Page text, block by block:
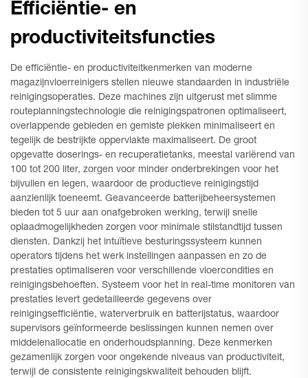
Efficiëntie- en
productiviteitsfuncties
De efficiëntie- en productiviteitkenmerken van moderne
magazijnvloerreinigers stellen nieuwe standaarden in industriële
reinigingsoperaties. Deze machines zijn uitgerust met slimme
routeplanningstechnologie die reinigingspatronen optimaliseert,
overlappende gebieden en gemiste plekken minimaliseert en
tegelijk de bestrijkte oppervlakte maximaliseert. De groot
opgevatte doserings- en recuperatietanks, meestal variërend van
100 tot 200 liter, zorgen voor minder onderbrekingen voor het
bijvullen en legen, waardoor de productieve reinigingstijd
aanzienlijk toeneemt. Geavanceerde batterijbeheersystemen
bieden tot 5 uur aan onafgebroken werking, terwijl snelle
oplaadmogelijkheden zorgen voor minimale stilstandtijd tussen
diensten. Dankzij het intuïtieve besturingssysteem kunnen
operators tijdens het werk instellingen aanpassen en zo de
prestaties optimaliseren voor verschillende vloercondities en
reinigingsbehoeften. Systeem voor het in real-time monitoren van
prestaties levert gedetailleerde gegevens over
reinigingsefficiëntie, waterverbruik en batterijstatus, waardoor
supervisors geïnformeerde beslissingen kunnen nemen over
middelenallocatie en onderhoudsplanning. Deze kenmerken
gezamenlijk zorgen voor ongekende niveaus van productiviteit,
terwijl de consistente reinigingskwaliteit behouden blijft.